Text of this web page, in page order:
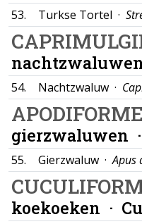
53.
Turkse Tortel ·
54. Nachtzwaluw ·
gierzwaluwen ·
55. Gierzwaluw ·Apus
koekoeken ·